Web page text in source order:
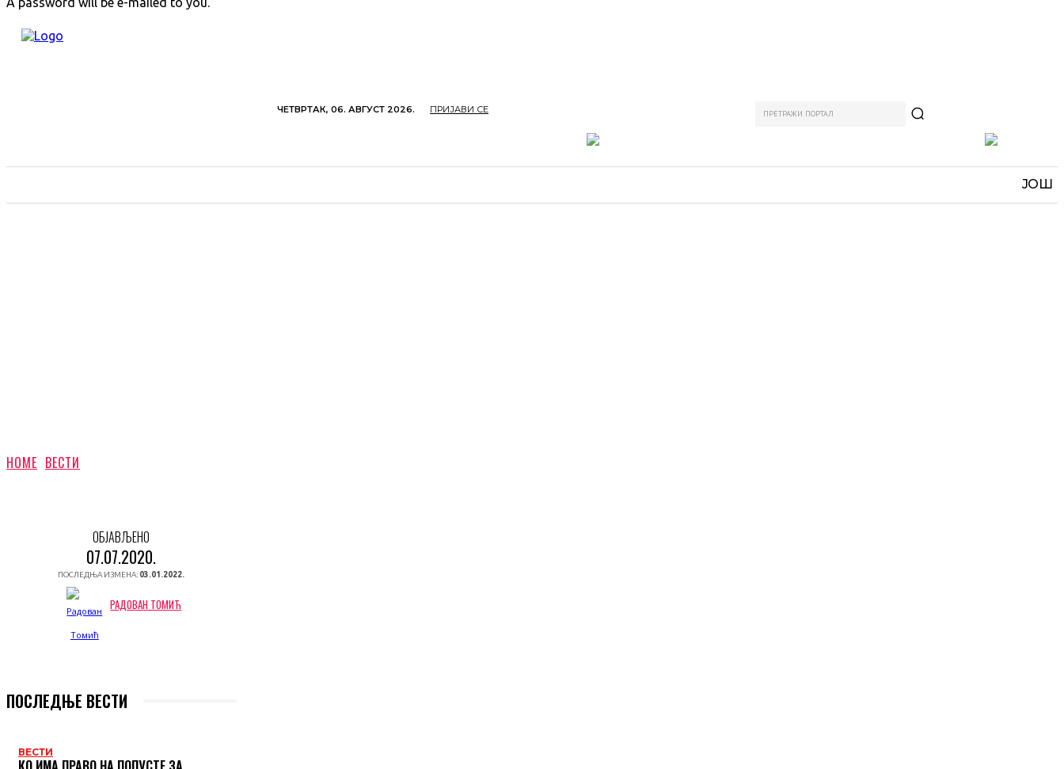
ЧЕТВРТАК, 06. АВГУСТ 2026. ПРИЈАВИ СЕ ПРЕТРАЖИ ПОРТАЛ
ЈОШ
HOME ВЕСТИ
ОБЈАВЉЕНО
07.07.2020.
ПОСЛЕДЊА ИЗМЕНА: 03.01.2022.
РАДОВАН ТОМИЋ
ПОСЛЕДЊЕ ВЕСТИ
ВЕСТИ